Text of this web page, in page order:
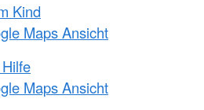
Kind
Maps Ansicht
Maps Ansicht